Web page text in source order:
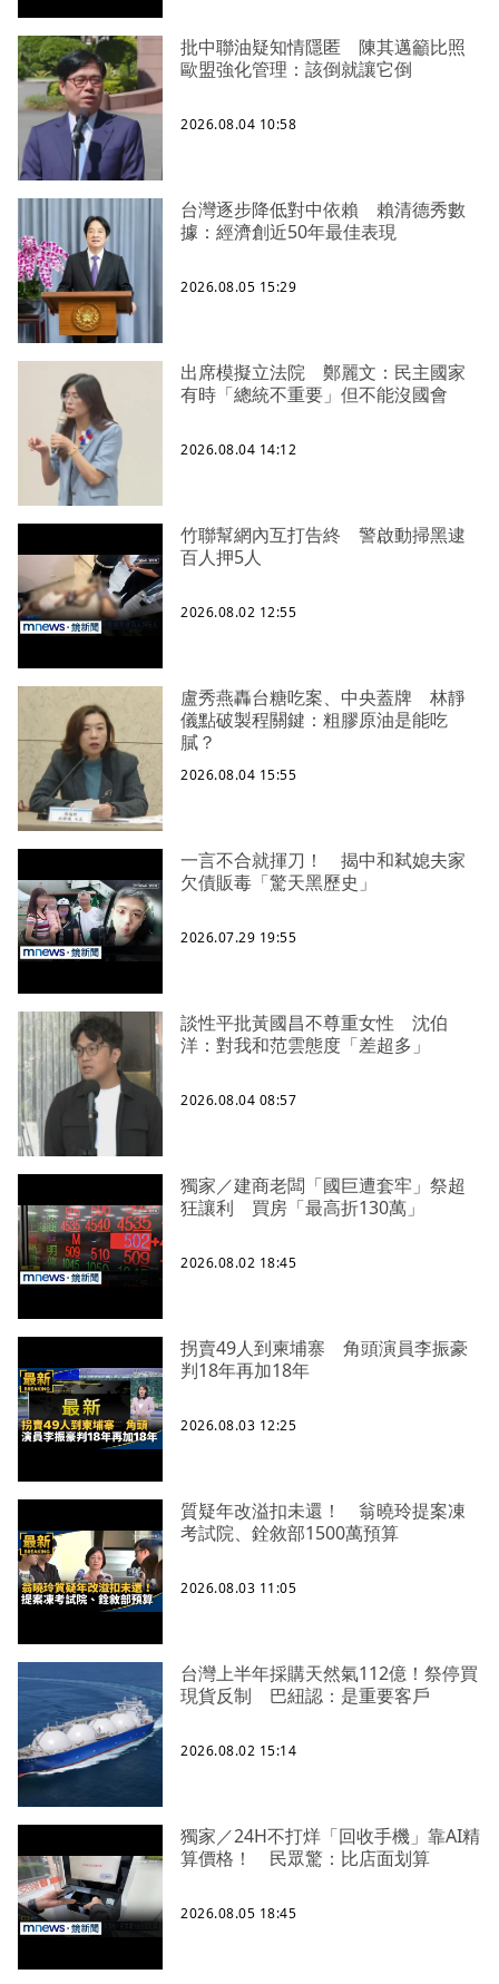
批中聯油疑知情隱匿 陳其邁籲比照
歐盟強化管理：該倒就讓它倒
2026.08.04 10:58
台灣逐步降低對中依賴 賴清德秀數
據：經濟創近50年最佳表現
2026.08.05 15:29
出席模擬立法院 鄭麗文：民主國家
有時「總統不重要」但不能沒國會
2026.08.04 14:12
竹聯幫網內互打告終 警啟動掃黑逮
百人押5人
2026.08.02 12:55
盧秀燕轟台糖吃案、中央蓋牌 林靜
儀點破製程關鍵：粗膠原油是能吃
膩？
2026.08.04 15:55
一言不合就揮刀！ 揭中和弒媳夫家
欠債販毒「驚天黑歷史」
2026.07.29 19:55
談性平批黃國昌不尊重女性 沈伯
洋：對我和范雲態度「差超多」
2026.08.04 08:57
獨家／建商老闆「國巨遭套牢」祭超
狂讓利 買房「最高折130萬」
2026.08.02 18:45
拐賣49人到柬埔寨 角頭演員李振豪
判18年再加18年
2026.08.03 12:25
質疑年改溢扣未還！ 翁曉玲提案凍
考試院、銓敘部1500萬預算
2026.08.03 11:05
台灣上半年採購天然氣112億！祭停買
現貨反制 巴紐認：是重要客戶
2026.08.02 15:14
獨家／24H不打烊「回收手機」靠AI精
算價格！ 民眾驚：比店面划算
2026.08.05 18:45